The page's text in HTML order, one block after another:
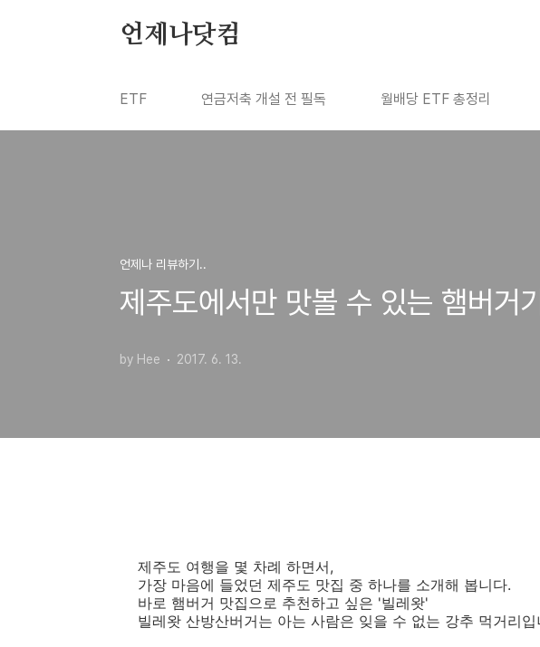
언제나닷컴
ETF 연금저축 개설 전 필독 월배당 ETF 총정리
언제나 리뷰하기..
제주도에서만 맛볼 수 있는 햄버거
by Hee 2017. 6. 13.
제주도 여행을 몇 차례 하면서,
가장 마음에 들었던 제주도 맛집 중 하나를 소개해 봅니다.
바로 햄버거 맛집으로 추천하고 싶은 '빌레왓'
빌레왓 산방산버거는 아는 사람은 잊을 수 없는 강추 먹거리입